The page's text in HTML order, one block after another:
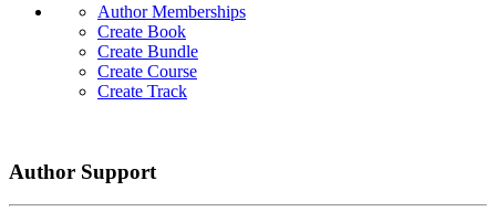
Author Memberships
Create Book
Create Bundle
Create Course
Create Track
Author Support